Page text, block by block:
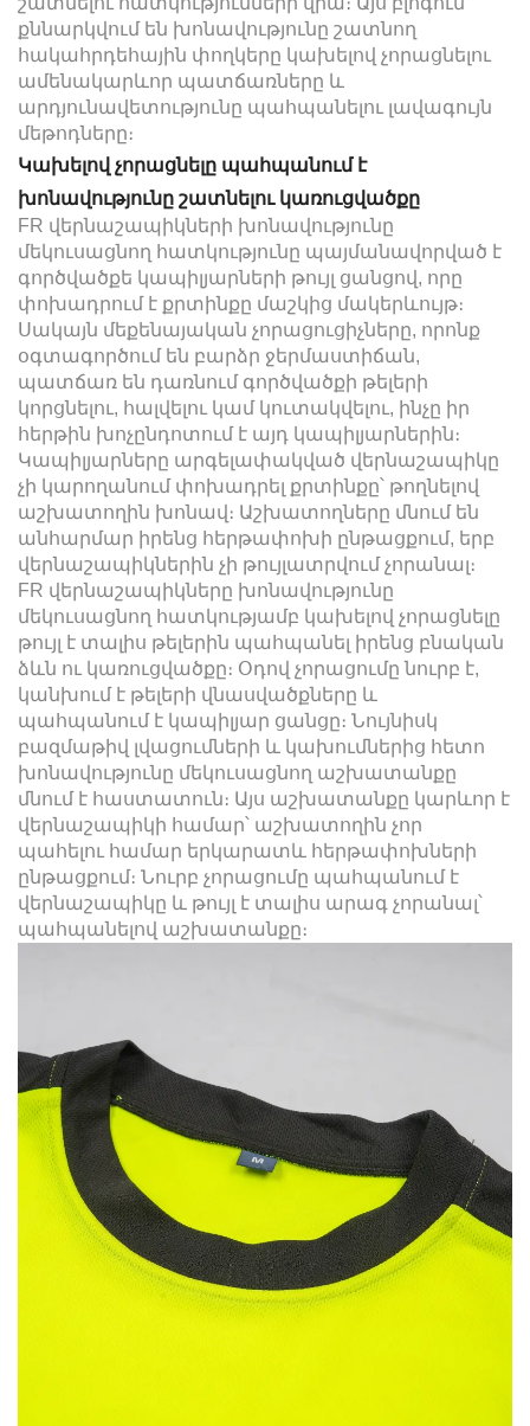
քննարկվում են խոնավությունը շատնող
հակահրդեհային փողկերը կախելով չորացնելու
ամենակարևոր պատճառները և
արդյունավետությունը պահպանելու լավագույն
մեթոդները։
Կախելով չորացնելը պահպանում է
խոնավությունը շատնելու կառուցվածքը
FR վերնաշապիկների խոնավությունը
մեկուսացնող հատկությունը պայմանավորված է
գործվածքե կապիլյարների թույլ ցանցով, որը
փոխադրում է քրտինքը մաշկից մակերևույթ։
Սակայն մեքենայական չորացուցիչները, որոնք
օգտագործում են բարձր ջերմաստիճան,
պատճառ են դառնում գործվածքի թելերի
կորցնելու, հալվելու կամ կուտակվելու, ինչը իր
հերթին խոչընդոտում է այդ կապիլյարներին։
Կապիլյարները արգելափակված վերնաշապիկը
չի կարողանում փոխադրել քրտինքը՝ թողնելով
աշխատողին խոնավ։ Աշխատողները մնում են
անհարմար իրենց հերթափոխի ընթացքում, երբ
վերնաշապիկներին չի թույլատրվում չորանալ։
FR վերնաշապիկները խոնավությունը
մեկուսացնող հատկությամբ կախելով չորացնելը
թույլ է տալիս թելերին պահպանել իրենց բնական
ձևն ու կառուցվածքը։ Օդով չորացումը նուրբ է,
կանխում է թելերի վնասվածքները և
պահպանում է կապիլյար ցանցը։ Նույնիսկ
բազմաթիվ լվացումների և կախումներից հետո
խոնավությունը մեկուսացնող աշխատանքը
մնում է հաստատուն։ Այս աշխատանքը կարևոր է
վերնաշապիկի համար՝ աշխատողին չոր
պահելու համար երկարատև հերթափոխների
ընթացքում։ Նուրբ չորացումը պահպանում է
վերնաշապիկը և թույլ է տալիս արագ չորանալ՝
պահպանելով աշխատանքը։